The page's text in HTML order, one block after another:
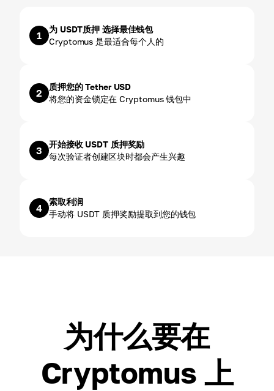
1
为 USDT质押 选择最佳钱包
Cryptomus 是最适合每个人的
2
质押您的 Tether USD
将您的资金锁定在 Cryptomus 钱包中
3
开始接收 USDT 质押奖励
每次验证者创建区块时都会产生兴趣
4
索取利润
手动将 USDT 质押奖励提取到您的钱包
为什么要在
Cryptomus 上